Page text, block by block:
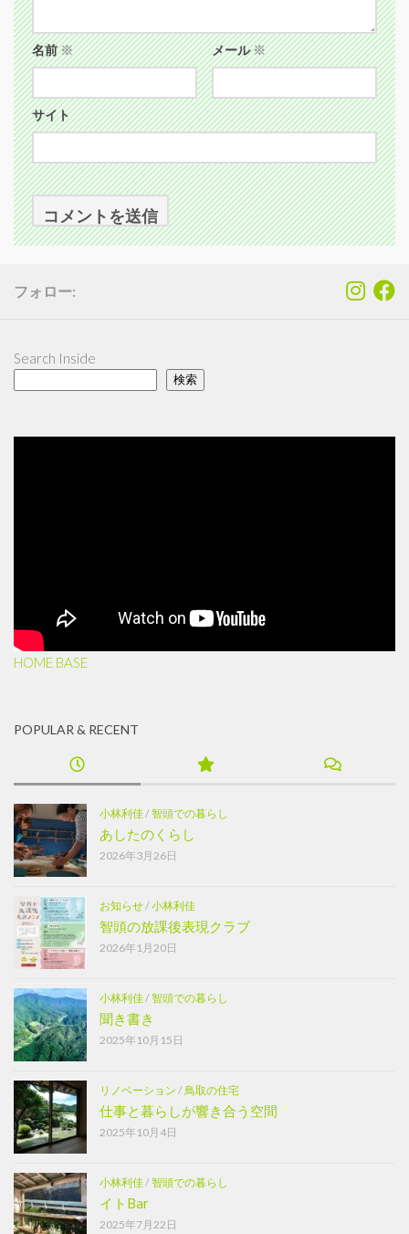
名前※ メール※
サイト
フォロー:
Search Inside
検索
HOME BASE
POPULAR & RECENT
小林利佳/智頭での暮らし
あしたのくらし
2026年3月26日
お知らせ/小林利佳
智頭の放課後表現クラブ
2026年1月20日
小林利佳/智頭での暮らし
聞き書き
2025年10月15日
リノベーション /鳥取の住宅
仕事と暮らしが響き合う空間
2025年10月4日
小林利佳/智頭での暮らし
イトBar
2025年7月22日